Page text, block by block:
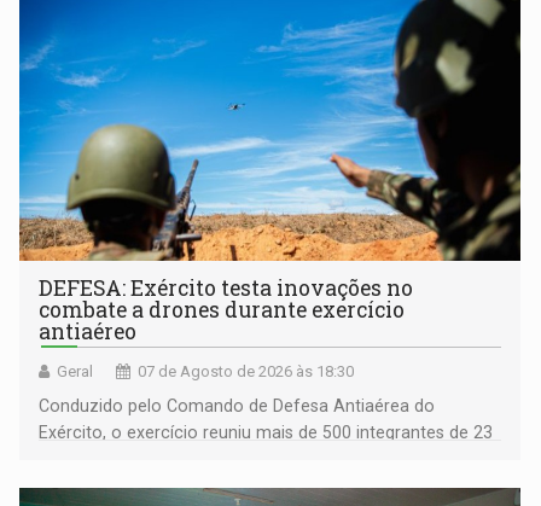
DEFESA: Exército testa inovações no
combate a drones durante exercício
antiaéreo
Geral 07 de Agosto de 2026 às 18:30
Conduzido pelo Comando de Defesa Antiaérea do
Exército, o exercício reuniu mais de 500 integrantes de 23